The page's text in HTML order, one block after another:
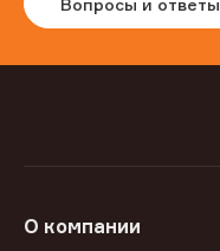
Вопросы и ответы
О компании